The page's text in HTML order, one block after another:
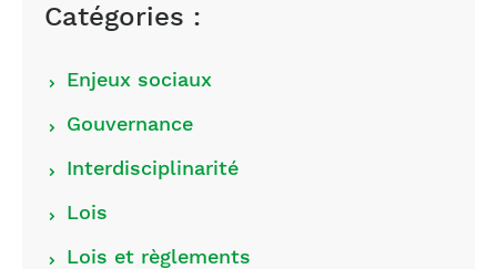
Catégories :
Choisir
catégories
Enjeux sociaux
Gouvernance
Interdisciplinarité
Lois
Lois et règlements